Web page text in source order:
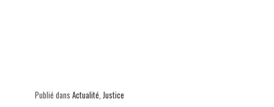
Publié dans Actualité Justice